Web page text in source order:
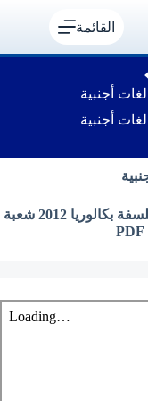
القائمة
يمكنك عبر موقعنا تصفح وتحميل موضوع الفلسفة بكالوريا 2012 شعبة